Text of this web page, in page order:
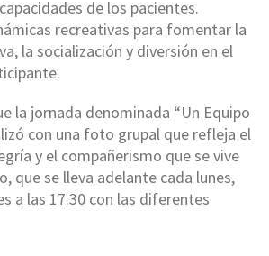
de los pacientes.
recreativas para fomentar la
la socialización y diversión en el
la jornada denominada “Un Equipo
con una foto grupal que refleja el
y el compañerismo que se vive
que se lleva adelante cada lunes,
a las 17.30 con las diferentes